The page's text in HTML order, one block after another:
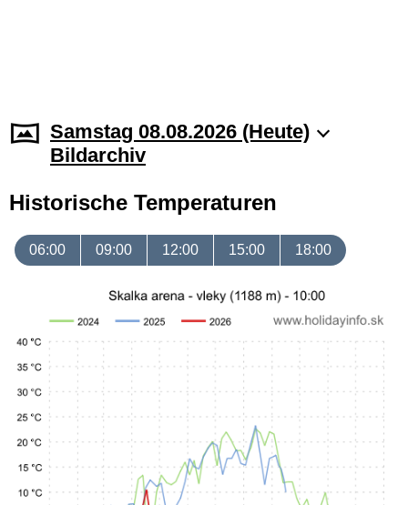
Samstag 08.08.2026 (Heute)
Bildarchiv
Historische Temperaturen
06:00 09:00 12:00 15:00 18:00